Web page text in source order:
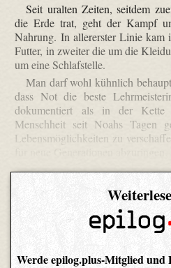
Seit uralten Zeiten, seitdem
die Erde trat, geht der Kampf
Nahrung. In allererster Linie kam
Futter, in zweiter die um die
um eine Schlafstelle.
Man darf wohl kühnlich
dass Not die beste
dokumentiert als in der
Menschheit seit Noahs Tagen
Lebensmöglichkeiten zu
Werde epilog.plus-Mitglied und